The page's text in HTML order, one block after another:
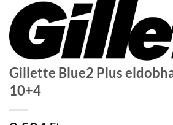
Gillette Blue2 Plus
10+4